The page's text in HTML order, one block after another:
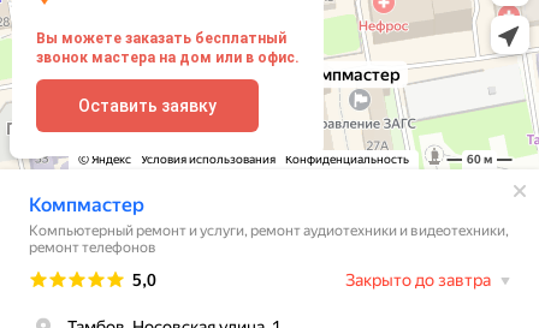
Вы можете заказать бесплатный
звонок мастера на дом или в офис.
Оставить заявку